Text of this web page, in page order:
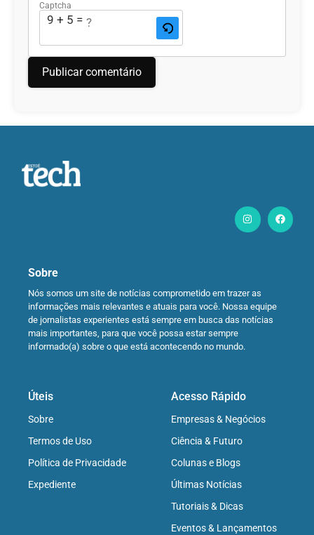
Captcha
9 + 5 = ?
Sobre
Nós somos um site de notícias comprometido em trazer as
informações mais relevantes e atuais para você. Nossa equipe
de jornalistas experientes está sempre em busca das notícias
mais importantes, para que você possa estar sempre
informado(a) sobre o que está acontecendo no mundo.
Úteis
Sobre
Termos de Uso
Política de Privacidade
Expediente
Acesso Rápido
Empresas & Negócios
Ciência & Futuro
Colunas e Blogs
Últimas Notícias
Tutoriais & Dicas
Eventos & Lançamentos